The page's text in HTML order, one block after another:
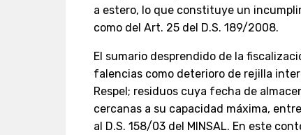
a estero, lo que constituye un
como del Art. 25 del D.S. 189/2008.
El sumario desprendido de la
falencias como deterioro de rejilla
Respel; residuos cuya fecha de
cercanas a su capacidad máxima,
al D.S. 158/03 del MINSAL. En este